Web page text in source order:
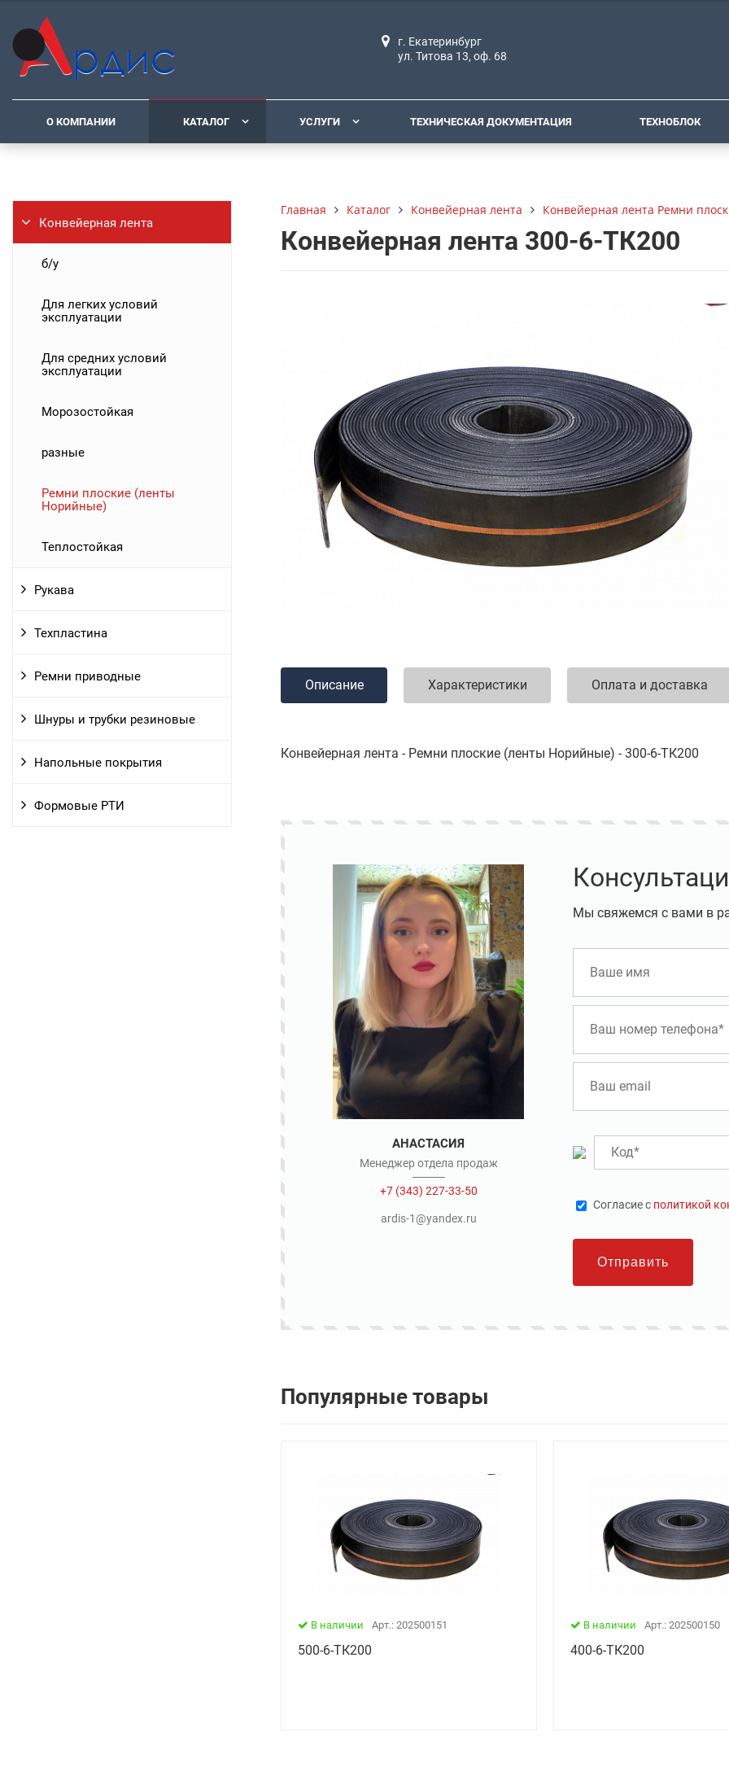
г. Екатеринбург
ул. Титова 13, оф. 68
О КОМПАНИИ КАТАЛОГ УСЛУГИ ТЕХНИЧЕСКАЯ ДОКУМЕНТАЦИЯ ТЕХНОБЛОК
Конвейерная лента
б/у
Для легких условий
эксплуатации
Для средних условий
эксплуатации
Морозостойкая
разные
Ремни плоские (ленты
Норийные)
Теплостойкая
Рукава
Техпластина
Ремни приводные
Шнуры и трубки резиновые
Напольные покрытия
Формовые РТИ
Главная Каталог Конвейерная лента Конвейерная лента Ремни
Конвейерная лента 300-6-ТК200
Описание Характеристики Оплата и доставка
Конвейерная лента - Ремни плоские (ленты Норийные) - 300-6-ТК200
АНАСТАСИЯ
Менеджер отдела продаж
+7 (343) 227-33-50
ardis-1@yandex.ru
Мы свяжемся с вами в
Cогласие с политикой
Отправить
Популярные товары
В наличии Арт.: 202500151
500-6-ТК200
В наличии Арт.: 202500150
400-6-ТК200